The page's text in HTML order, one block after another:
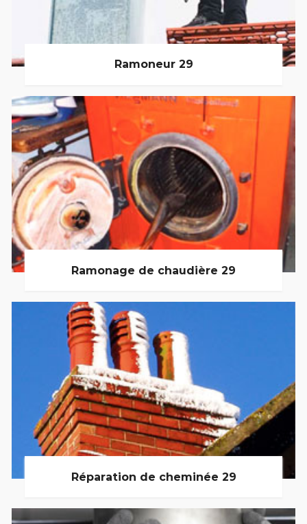
Ramoneur 29
Ramonage de chaudière 29
Réparation de cheminée 29